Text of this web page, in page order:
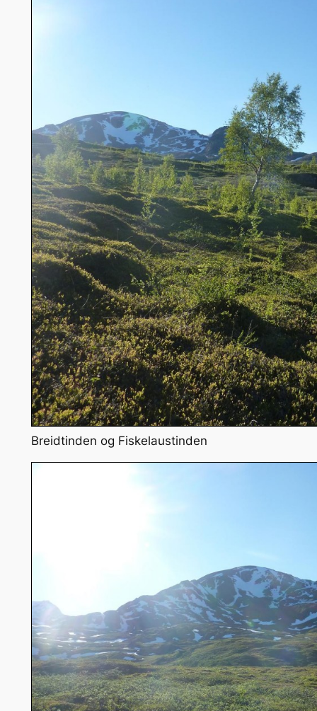
Breidtinden og Fiskelaustinden